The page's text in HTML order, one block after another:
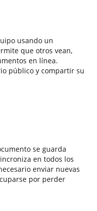
usando un
que otros vean,
en línea.
público y compartir su
se guarda
en todos los
enviar nuevas
por perder